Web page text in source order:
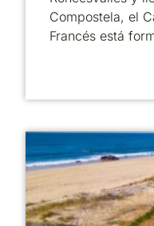
Compostela, el
Francés está